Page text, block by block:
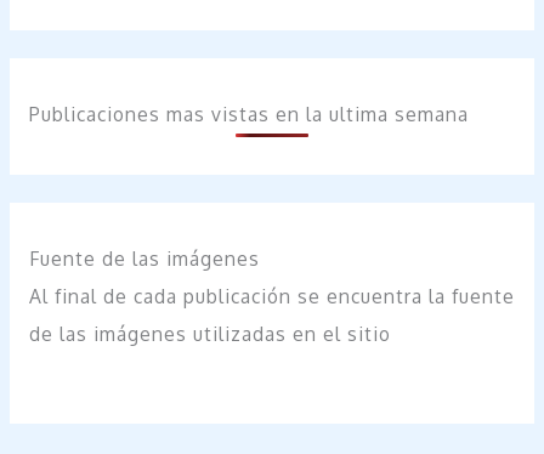
Publicaciones mas vistas en la ultima semana
Fuente de las imágenes
Al final de cada publicación se encuentra la fuente
de las imágenes utilizadas en el sitio